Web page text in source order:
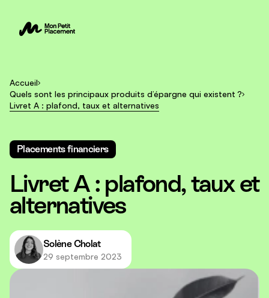
Accueil
Quels sont les principaux produits d’épargne qui existent ?
Livret A : plafond, taux et alternatives
Placements financiers
Livret A : plafond, taux et
alternatives
Solène Cholat
29 septembre 2023